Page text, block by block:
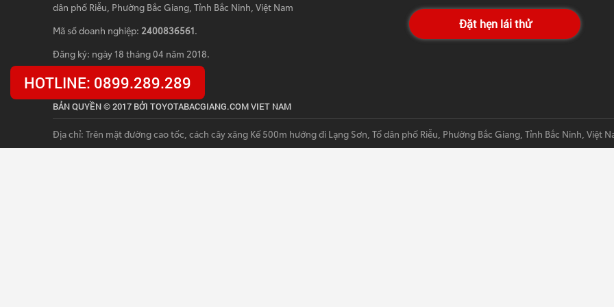
dân phố Riễu, Phường Bắc Giang, Tỉnh Bắc Ninh, Việt Nam
Mã số doanh nghiệp: 2400836561.
Đăng ký: ngày 18 tháng 04 năm 2018.
Đặt hẹn lái thử
BẢN QUYỀN © 2017 BỞI TOYOTABACGIANG.COM VIET NAM
Địa chỉ: Trên mặt đường cao tốc, cách cây xăng Kế 500m hướng đi Lạng Sơn, Tổ dân phố Riễu, Phường Bắc Giang, Tỉnh Bắc Ninh, Việt
HOTLINE: 0899.289.289